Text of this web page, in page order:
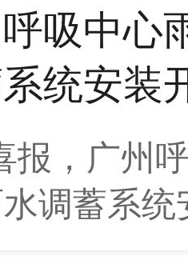
吸中心
统安装
报，广州
调蓄系统